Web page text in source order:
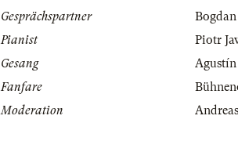
Gesprächspartner
Pianist
Piotr
Gesang
Agustín
Fanfare
Moderation